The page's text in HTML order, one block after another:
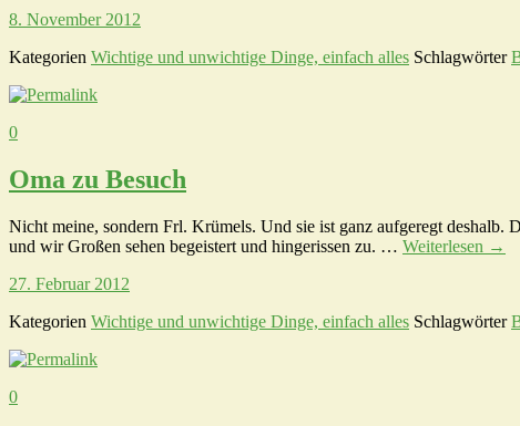
8. November 2012
Kategorien Wichtige und unwichtige Dinge, einfach alles Schlagwörter
0
Oma zu Besuch
Nicht meine, sondern Frl. Krümels. Und sie ist ganz aufgeregt
und wir Großen sehen begeistert und hingerissen zu. … Weiterlesen →
27. Februar 2012
Kategorien Wichtige und unwichtige Dinge, einfach alles Schlagwörter
0